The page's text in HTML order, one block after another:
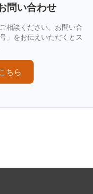
問い合わせ
相談ください。お問い合
」をお伝えいただくとス
ちら